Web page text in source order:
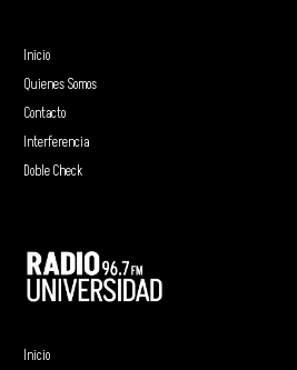
Inicio
Quienes Somos
Contacto
Interferencia
Doble Check
Inicio